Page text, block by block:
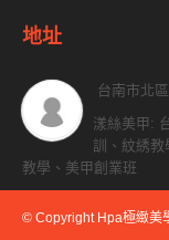
地址
台南市北
漾絲美甲:
訓、紋綉
教學、美甲創業班
© Copyright Hpa極緻美